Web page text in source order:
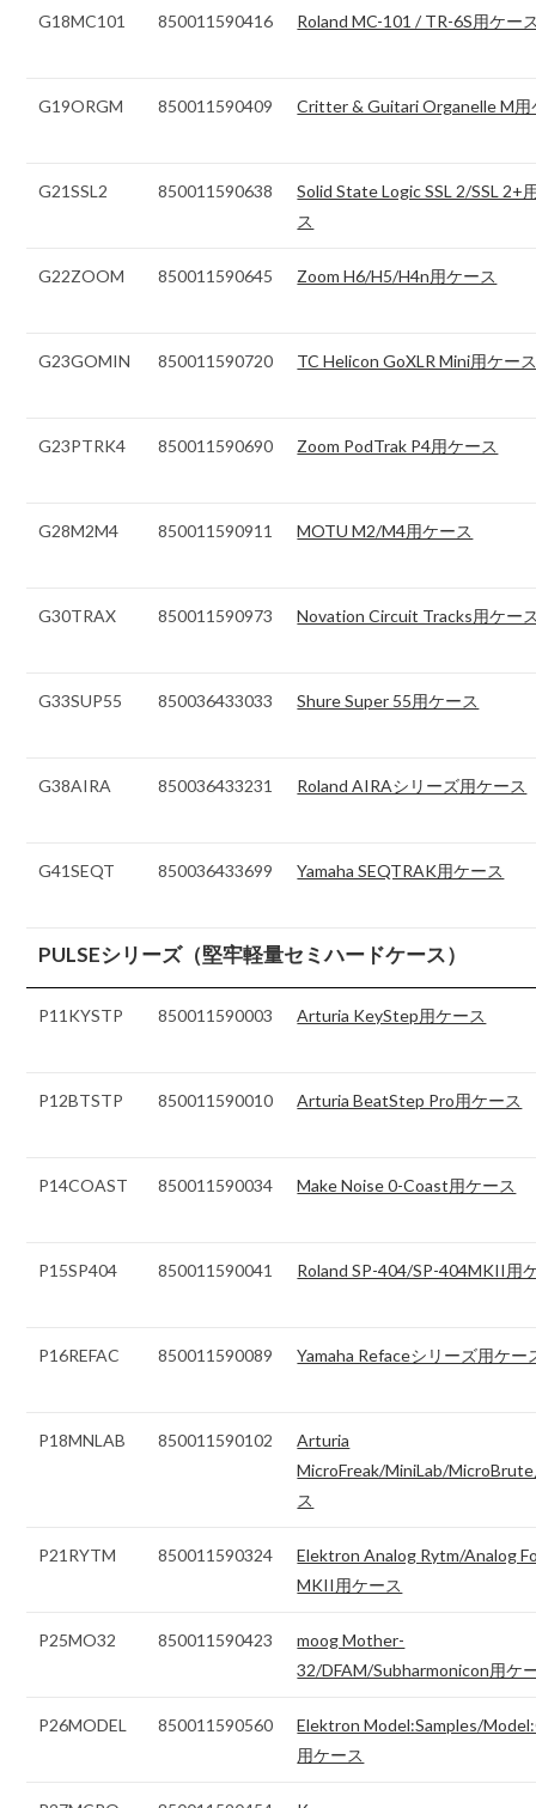
G18MC101 850011590416 Roland MC-101 / TR-6S用ケー
G19ORGM 850011590409 Critter & Guitari Organelle M用
G21SSL2 850011590638
Solid State Logic SSL 2/SSL 2+
ス
G22ZOOM 850011590645 Zoom H6/H5/H4n用ケース
G23GOMIN 850011590720 TC Helicon GoXLR Mini用ケー
G23PTRK4 850011590690 Zoom PodTrak P4用ケース
G28M2M4 850011590911 MOTU M2/M4用ケース
G30TRAX 850011590973 Novation Circuit Tracks用ケー
G33SUP55 850036433033 Shure Super 55用ケース
G38AIRA 850036433231 Roland AIRAシリーズ用ケース
G41SEQT 850036433699 Yamaha SEQTRAK用ケース
PULSEシリーズ（堅牢軽量セミハードケース）
P11KYSTP 850011590003 Arturia KeyStep用ケース
P12BTSTP 850011590010 Arturia BeatStep Pro用ケース
P14COAST 850011590034 Make Noise 0-Coast用ケース
P15SP404 850011590041 Roland SP-404/SP-404MKII用
P16REFAC 850011590089 Yamaha Refaceシリーズ用ケー
P18MNLAB 850011590102
Arturia
MicroFreak/MiniLab/
ス
P21RYTM 850011590324
Elektron Analog Rytm/Analog
MKII用ケース
P25MO32 850011590423
moog Mother-
32/DFAM/Subharmonicon用ケ
P26MODEL 850011590560
Elektron Model:Samples/
用ケース